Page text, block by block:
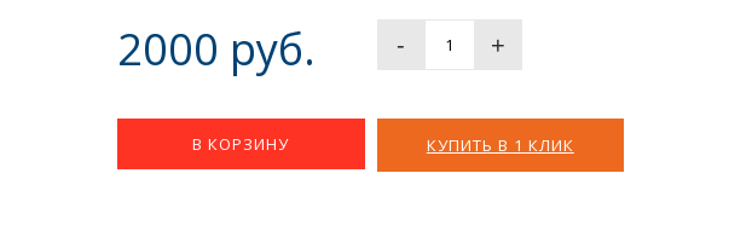
2000 руб. - +
В КОРЗИНУ КУПИТЬ В 1 КЛИК